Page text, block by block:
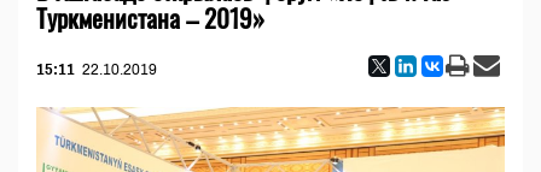
Туркменистана – 2019»
15:11 22.10.2019